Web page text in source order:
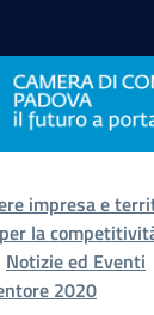
impresa e
la
Notizie ed Eventi
2020